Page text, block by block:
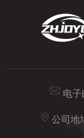
电子
公司地